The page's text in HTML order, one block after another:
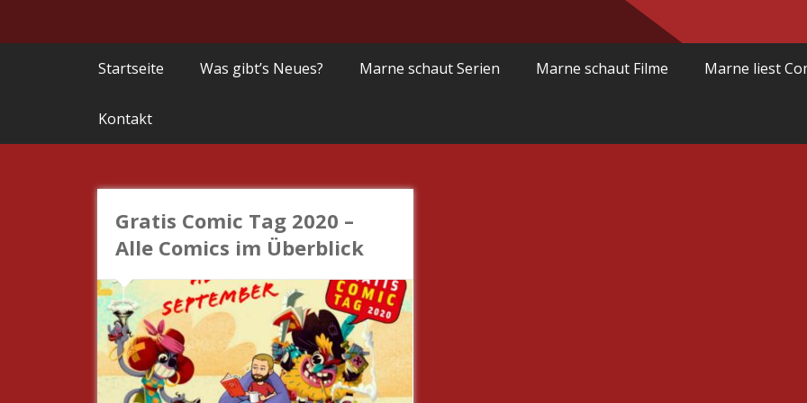
Startseite Was gibt’s Neues? Marne schaut Serien Marne schaut Filme Marne liest
Kontakt
Gratis Comic Tag 2020 –
Alle Comics im Überblick